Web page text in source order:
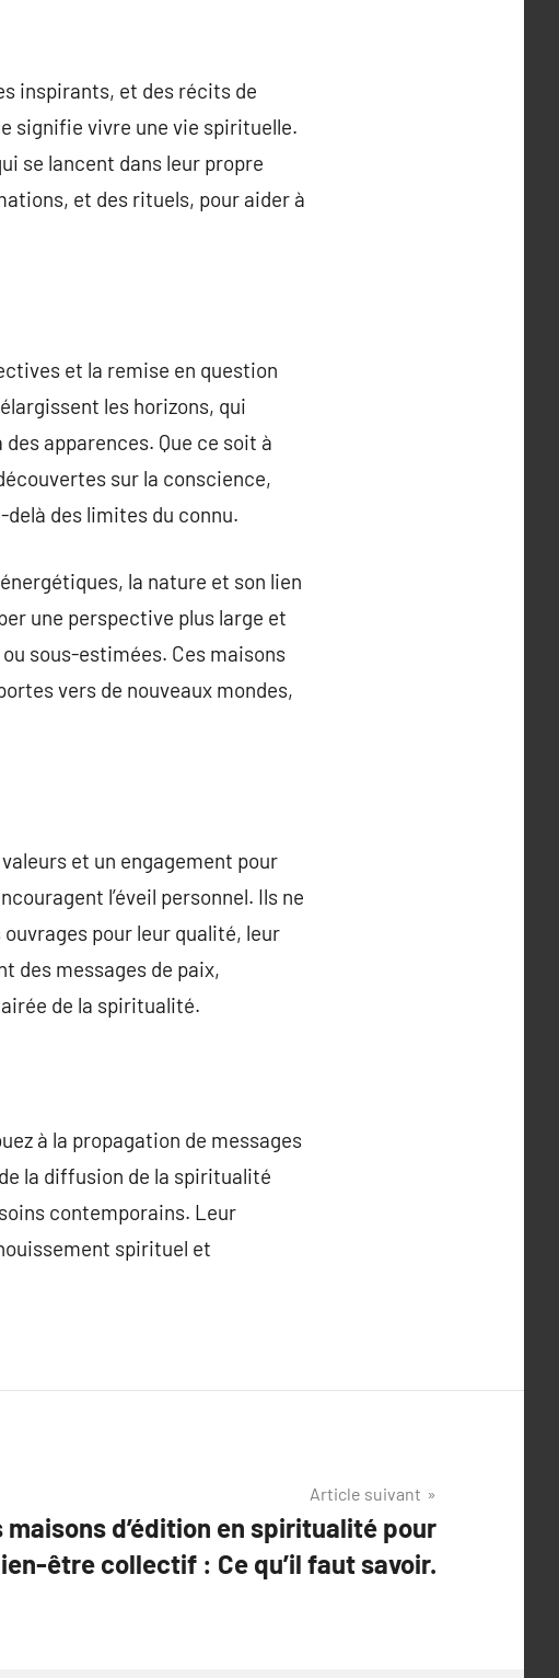
inspirants, et des récits de
signifie vivre une vie spirituelle.
se lancent dans leur propre
et des rituels, pour aider à
et la remise en question
les horizons, qui
apparences. Que ce soit à
sur la conscience,
des limites du connu.
la nature et son lien
une perspective plus large et
sous-estimées. Ces maisons
vers de nouveaux mondes,
et un engagement pour
l’éveil personnel. Ils ne
pour leur qualité, leur
des messages de paix,
de la spiritualité.
à la propagation de messages
la diffusion de la spiritualité
contemporains. Leur
spirituel et
Article suivant
maisons d’édition en spiritualité pour
être collectif : Ce qu’il faut savoir.